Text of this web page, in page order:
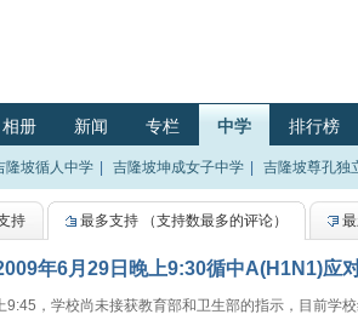
相册 新闻 专栏 中学 排行榜
隆坡循人中学 吉隆坡坤成女子中学 吉隆坡尊孔独
持 最多支持 （支持数最多的评论）
年6月29日晚上9:30循中A(H1N1)应
，学校尚未接获教育部和卫生部的指示，目前学